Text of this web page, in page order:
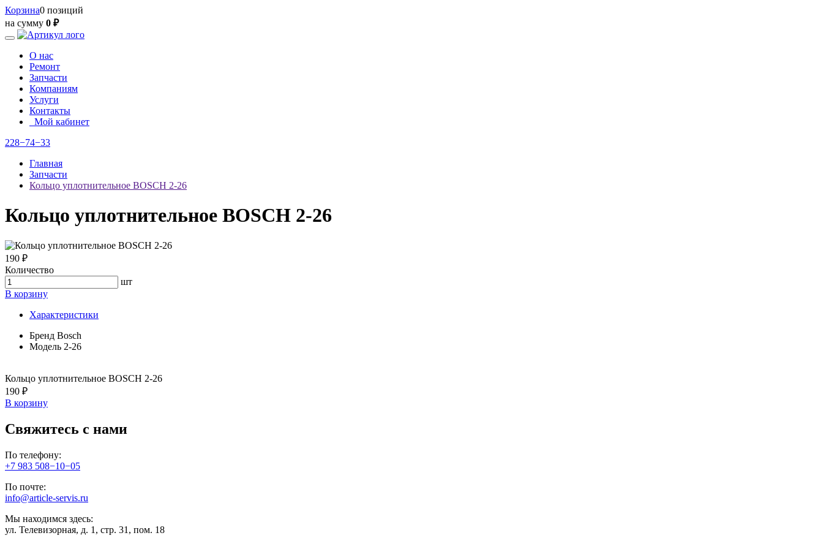
Корзина0 позиций
на сумму 0 ₽
О нас
Ремонт
Запчасти
Компаниям
Услуги
Контакты
Мой кабинет
228−74−33
Главная
Запчасти
Кольцо уплотнительное BOSCH 2-26
Кольцо уплотнительное BOSCH 2-26
190 ₽
Количество
шт
В корзину
Характеристики
Бренд Bosch
Модель 2-26
Кольцо уплотнительное BOSCH 2-26
190 ₽
В корзину
Свяжитесь с нами
По телефону:
+7 983 508−10−05
По почте:
info@article-servis.ru
Мы находимся здесь:
ул. Телевизорная, д. 1, стр. 31, пом. 18